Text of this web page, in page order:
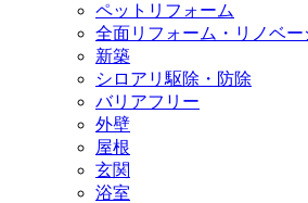
ペットリフォーム
全面リフォーム・リノベー
新築
シロアリ駆除・防除
バリアフリー
外壁
屋根
玄関
浴室